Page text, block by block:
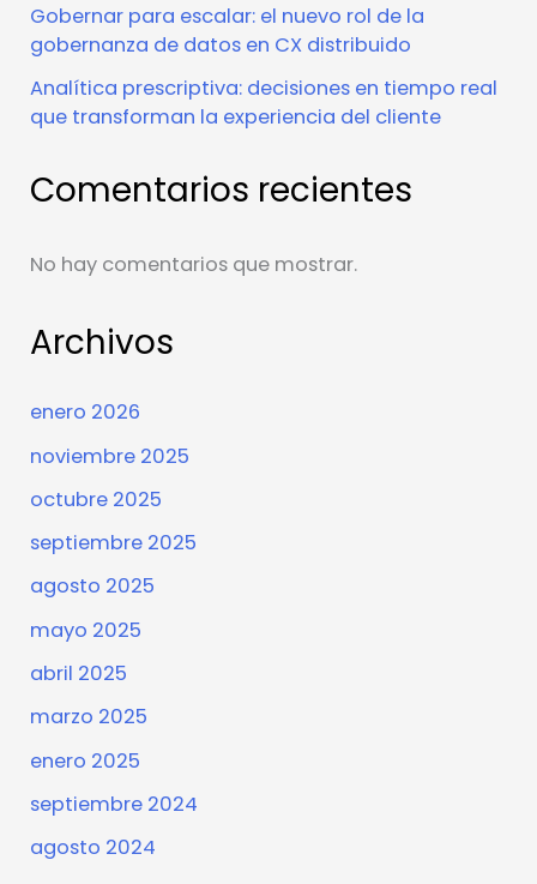
Gobernar para escalar: el nuevo rol de la
gobernanza de datos en CX distribuido
Analítica prescriptiva: decisiones en tiempo real
que transforman la experiencia del cliente
Comentarios recientes
No hay comentarios que mostrar.
Archivos
enero 2026
noviembre 2025
octubre 2025
septiembre 2025
agosto 2025
mayo 2025
abril 2025
marzo 2025
enero 2025
septiembre 2024
agosto 2024